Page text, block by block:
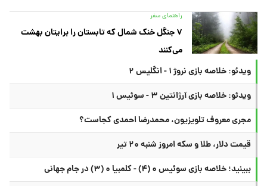
راهنمای سفر
۷ جنگل خنک شمال که تابستان را برایتان بهشت
می‌کنند
ویدئو: خلاصه بازی نروژ ۱ - انگلیس ۲
ویدئو: خلاصه بازی آرژانتین ۳ - سوئیس ۱
مجری معروف تلویزیون، محمدرضا احمدی کجاست؟
قیمت دلار، طلا و سکه امروز شنبه ۲۰ تیر
ببینید؛ خلاصه بازی سوئیس ۰ (۴) - کلمبیا ۰ (۳) در جام جهانی